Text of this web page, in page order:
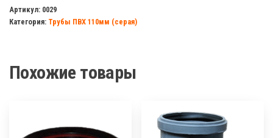
ПВХ
1,5м
серая
Артикул: 0029
Категория: Трубы ПВХ 110мм (серая)
Похожие товары